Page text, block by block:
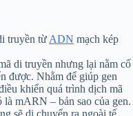
truyền từ ADN mạch kép
di truyền nhưng lại nằm cố
được. Nhằm để giúp gen
khiển quá trình dịch mã
là mARN – bản sao của gen.
sẽ di chuyển ra ngoài tế